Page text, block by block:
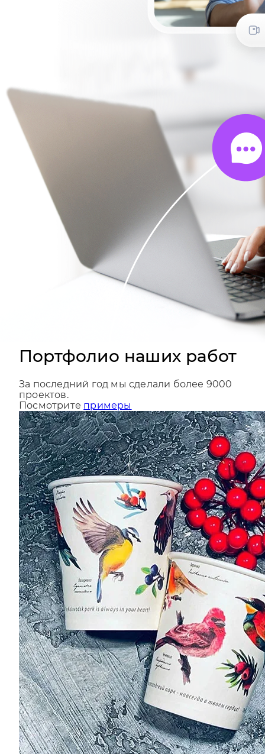
Портфолио наших работ
За последний год мы сделали более 9000
проектов.
Посмотрите примеры